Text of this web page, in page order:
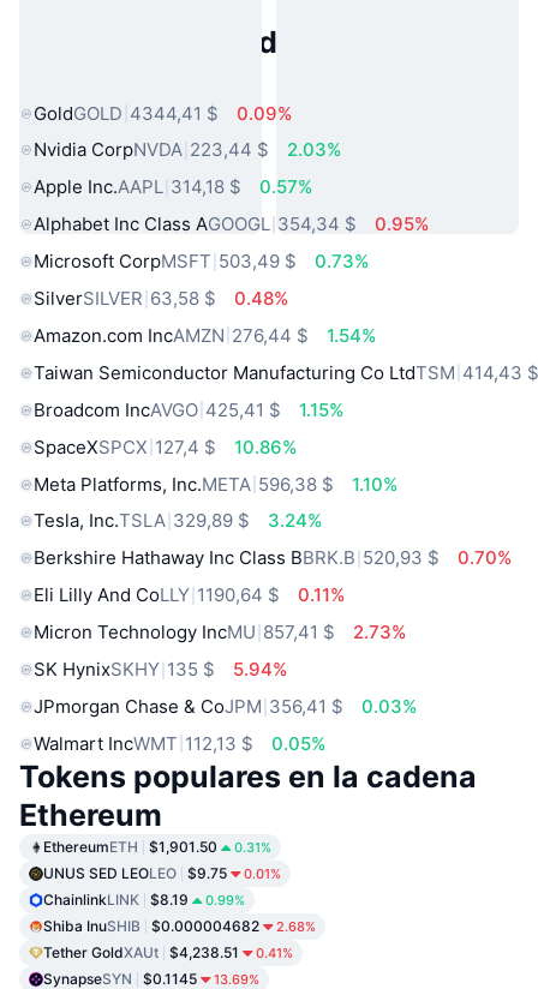
Activos del Mundo Real
GoldGOLD 4344,41 $
0.09%
Nvidia CorpNVDA 223,44 $
2.03%
Apple Inc.AAPL 314,18 $
0.57%
Alphabet Inc Class AGOOGL 354,34 $
0.95%
Microsoft CorpMSFT 503,49 $
0.73%
SilverSILVER 63,58 $
0.48%
Amazon.com IncAMZN 276,44 $
1.54%
Taiwan Semiconductor Manufacturing Co LtdTSM 414,43
Broadcom IncAVGO 425,41 $
1.15%
SpaceXSPCX 127,4 $
10.86%
Meta Platforms, Inc.META 596,38 $
1.10%
Tesla, Inc.TSLA 329,89 $
3.24%
Berkshire Hathaway Inc Class BBRK.B 520,93 $
0.70%
Eli Lilly And CoLLY 1190,64 $
0.11%
Micron Technology IncMU 857,41 $
2.73%
SK HynixSKHY 135 $
5.94%
JPmorgan Chase & CoJPM 356,41 $
0.03%
Walmart IncWMT 112,13 $ 0.05%
Tokens populares en la cadena
Ethereum
EthereumETH $1,901.50 0.31%
UNUS SED LEOLEO $9.75 0.01%
ChainlinkLINK $8.19 0.99%
Shiba InuSHIB $0.000004682 2.68%
Tether GoldXAUt $4,238.51 0.41%
SynapseSYN $0.1145 13.69%